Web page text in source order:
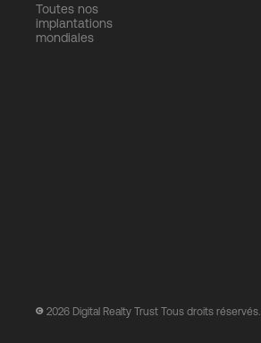
Toutes nos
implantations
mondiales
2026 Digital Realty Trust Tous droits réservés.